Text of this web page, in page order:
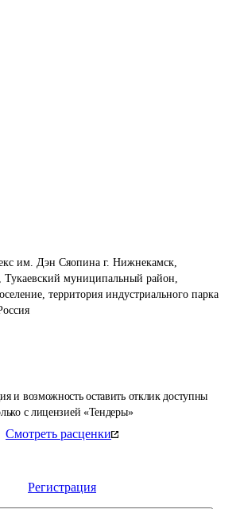
и возможность оставить отклик доступны
с лицензией «Тендеры»
Смотреть расценки
Регистрация
им. Дэн Сяопина г. Нижнекамск,
Тукаевский муниципальный район,
территория индустриального парка